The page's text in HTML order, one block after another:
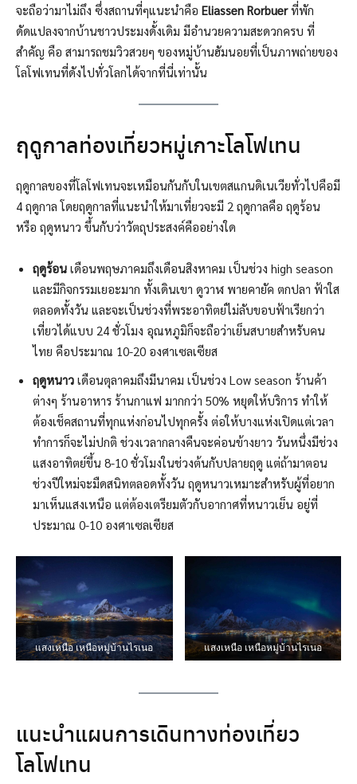
จะถือว่ามาไม่ถึง ซึ่งสถานที่ๆแนะนำคือ Eliassen Rorbuerที่พัก
ดัดแปลงจากบ้านชาวประมงดั้งเดิม มีอำนวยความสะดวกครบ ที่
สำคัญ คือ สามารถชมวิวสวยๆ ของหมู่บ้านฮัมนอยที่เป็นภาพถ่ายของ
โลโฟเทนที่ดังไปทั่วโลกได้จากที่นี่เท่านั้น
ฤดูกาลท่องเที่ยวหมู่เกาะโลโฟเทน
ฤดูกาลของที่โลโฟเทนจะเหมือนกันกับในเขตสแกนดิเนเวียทั่วไปคือมี
4 ฤดูกาล โดยฤดูกาลที่แนะนำให้มาเที่ยวจะมี 2 ฤดูกาลคือ ฤดูร้อน
หรือ ฤดูหนาว ขึ้นกับว่าวัตถุประสงค์คืออย่างใด
ฤดูร้อน เดือนพฤษภาคมถึงเดือนสิงหาคม เป็นช่วง high season
และมีกิจกรรมเยอะมาก ทั้งเดินเขา ดูวาฬ พายคายัค ตกปลา ฟ้าใส
ตลอดทั้งวัน และจะเป็นช่วงที่พระอาทิตย์ไม่ลับขอบฟ้าเรียกว่า
เที่ยวได้แบบ 24 ชั่วโมง อุณหภูมิก็จะถือว่าเย็นสบายสำหรับคน
ไทย คือประมาณ 10-20 องศาเซลเซียส
ฤดูหนาว เดือนตุลาคมถึงมีนาคม เป็นช่วง Low season ร้านค้า
ต่างๆ ร้านอาหาร ร้านกาแฟ มากกว่า 50% หยุดให้บริการ ทำให้
ต้องเช็คสถานที่ทุกแห่งก่อนไปทุกครั้ง ต่อให้บางแห่งเปิดแต่เวลา
ทำการก็จะไม่ปกติ ช่วงเวลากลางคืนจะค่อนข้างยาว วันหนึ่งมีช่วง
แสงอาทิตย์ขึ้น 8-10 ชั่วโมงในช่วงต้นกับปลายฤดู แต่ถ้ามาตอน
ช่วงปีใหม่จะมืดสนิทตลอดทั้งวัน ฤดูหนาวเหมาะสำหรับผู้ที่อยาก
มาเห็นแสงเหนือ แต่ต้องเตรียมตัวกับอากาศที่หนาวเย็น อยู่ที่
ประมาณ 0-10 องศาเซลเซียส
แสงเหนือ เหนือหมู่บ้านไรเนอ แสงเหนือ เหนือหมู่บ้านไรเนอ
แนะนำแผนการเดินทางท่องเที่ยว
โลโฟเทน